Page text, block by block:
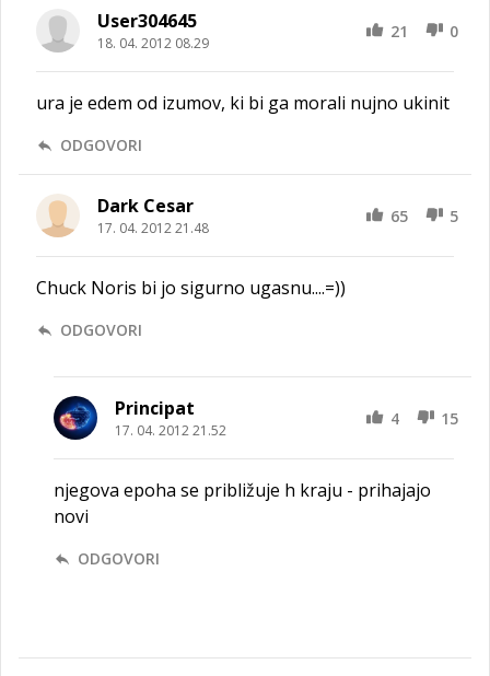
User304645
18. 04. 2012 08.29
21 0
ura je edem od izumov, ki bi ga morali nujno ukinit
ODGOVORI
Dark Cesar
17. 04. 2012 21.48
65 5
Chuck Noris bi jo sigurno ugasnu....=))
ODGOVORI
Principat
17. 04. 2012 21.52
4 15
njegova epoha se približuje h kraju - prihajajo
novi
ODGOVORI